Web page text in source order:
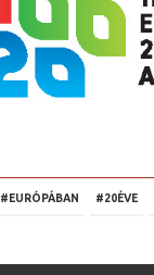
#EURÓPÁBAN #20ÉVE